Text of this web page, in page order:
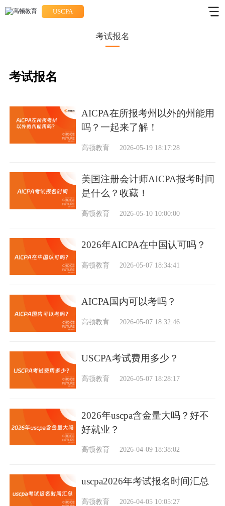
USCPA
考试报名
考试报名
AICPA在所报考州以外的州能用
吗？一起来了解！
高顿教育 2026-05-19 18:17:28
美国注册会计师AICPA报考时间
是什么？收藏！
高顿教育 2026-05-10 10:00:00
2026年AICPA在中国认可吗？
高顿教育 2026-05-07 18:34:41
AICPA国内可以考吗？
高顿教育 2026-05-07 18:32:46
USCPA考试费用多少？
高顿教育 2026-05-07 18:28:17
2026年uscpa含金量大吗？好不
好就业？
高顿教育 2026-04-09 18:38:02
uscpa2026年考试报名时间汇总
高顿教育 2026-04-05 10:05:27